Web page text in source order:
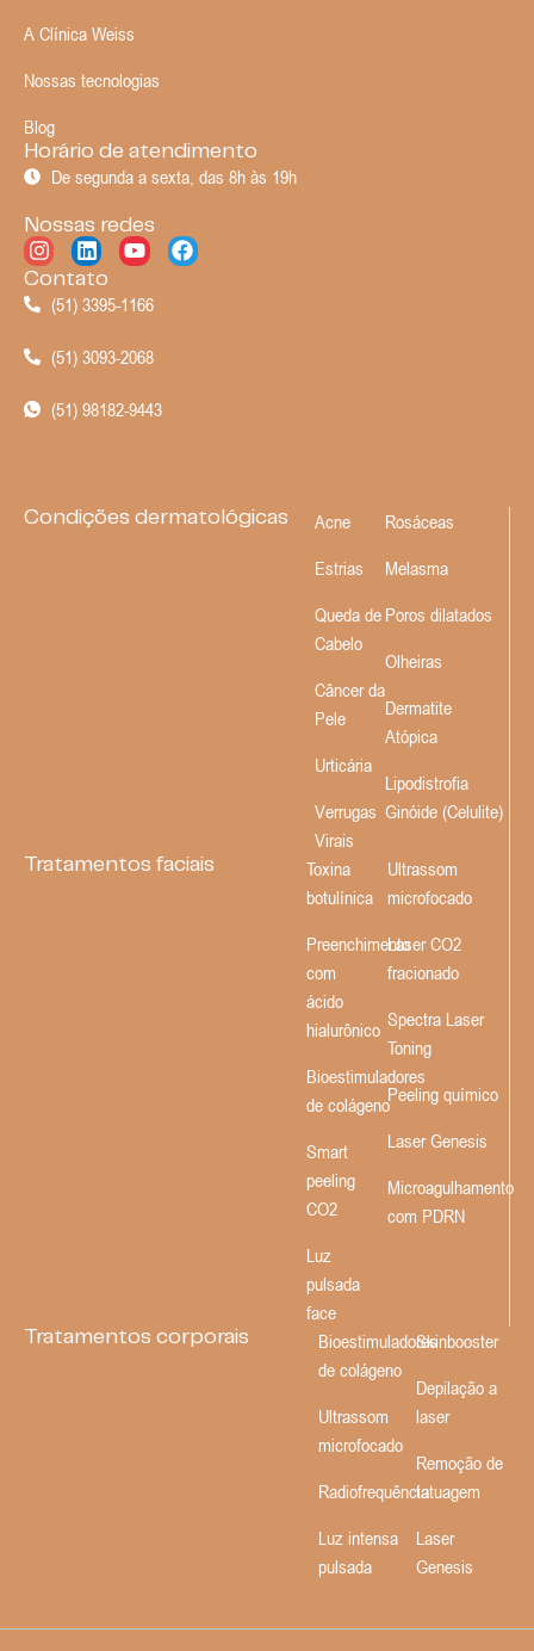
A Clínica Weiss
Nossas tecnologias
Blog
Horário de atendimento
De segunda a sexta, das 8h às 19h
Nossas redes
Contato
(51) 3395-1166
(51) 3093-2068
(51) 98182-9443
Condições dermatológicas
Acne
Estrias
Queda de
Cabelo
Câncer da
Pele
Urticária
Verrugas
Virais
Rosáceas
Melasma
Poros dilatados
Olheiras
Dermatite
Atópica
Lipodistrofia
Ginóide (Celulite)
Tratamentos faciais
Toxina
botulínica
Preenchimento
com
ácido
hialurônico
Bioestimuladores
de colágeno
Smart
peeling
CO2
Luz
pulsada
face
Ultrassom
microfocado
Laser CO2
fracionado
Spectra Laser
Toning
Peeling químico
Laser Genesis
Microagulhamento
com PDRN
Tratamentos corporais
Bioestimuladores
de colágeno
Ultrassom
microfocado
Radiofrequência
Luz intensa
pulsada
Skinbooster
Depilação a
laser
Remoção de
tatuagem
Laser
Genesis